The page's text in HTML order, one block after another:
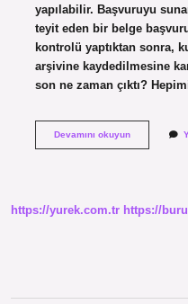
yapılabilir. Başvuruyu
teyit eden bir belge
kontrolü yaptıktan sonra,
arşivine kaydedilmesine
son ne zaman çıktı?
Devamını okuyunAdli
Sürer
https://yurek.com.tr https://